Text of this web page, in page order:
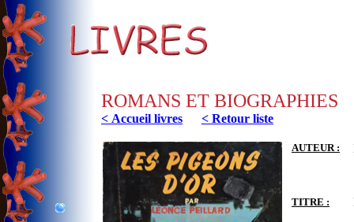
ROMANS ET BIOGRAPHIES
< Accueil livres < Retour liste
AUTEUR :
TITRE :